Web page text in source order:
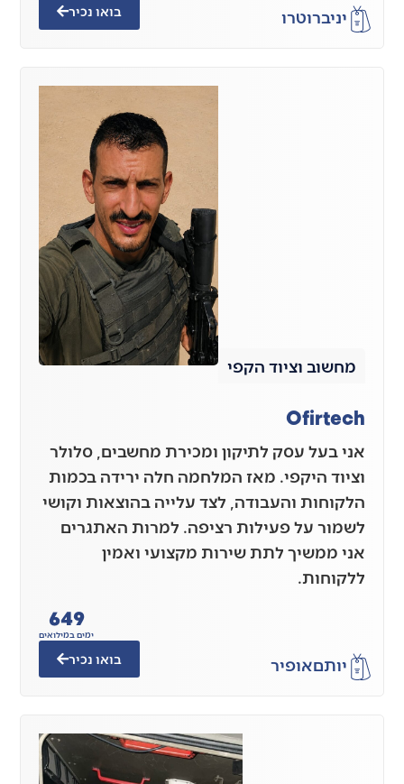
יניברוטרו בואו נכיר
מחשוב וציוד הקפי
Ofirtech
אני בעל עסק לתיקון ומכירת מחשבים, סלולר
וציוד היקפי. מאז המלחמה חלה ירידה בכמות
הלקוחות והעבודה, לצד עלייה בהוצאות וקושי
לשמור על פעילות רציפה. למרות האתגרים
אני ממשיך לתת שירות מקצועי ואמין
ללקוחות.
יותםאופיר
ימים במילואים
649
בואו נכיר